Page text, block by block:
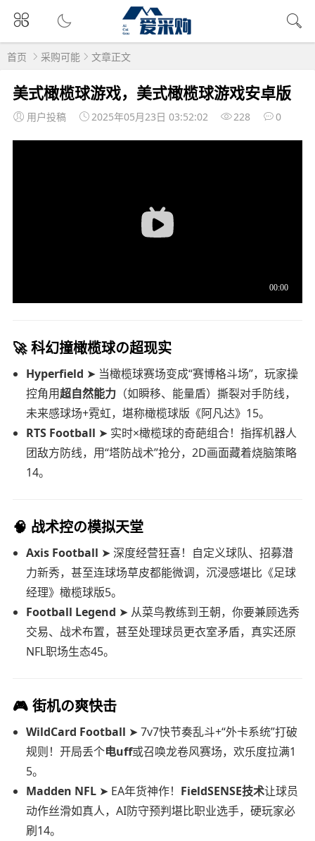
首页 采购可能 文章正文
美式橄榄球游戏，美式橄榄球游戏安卓版
用户投稿 2025年05月23日 03:52:02 228 0
🚀 科幻撞橄榄球の超现实
Hyperfield ➤ 当橄榄球赛场变成“赛博格斗场”，玩家操
控角用超自然能力 （如瞬移、能量盾）撕裂对手防线，
未来感球场+霓虹，堪称橄榄球版《阿凡达》15。
RTS Football ➤ 实时×橄榄球的奇葩组合！指挥机器人
团敌方防线，用“塔防战术”抢分，2D画面藏着烧脑策略
14。
🧠 战术控の模拟天堂
Axis Football ➤ 深度经营狂喜！自定义球队、招募潜
力新秀，甚至连球场草皮都能微调，沉浸感堪比《足球
经理》橄榄球版5。
Football Legend ➤ 从菜鸟教练到王朝，你要兼顾选秀
交易、战术布置，甚至处理球员更衣室矛盾，真实还原
NFL职场生态45。
🎮 街机の爽快击
WildCard Football ➤ 7v7快节奏乱斗+“外卡系统”打破
规则！开局丢个电uff或召唤龙卷风赛场，欢乐度拉满1
5。
Madden NFL ➤ EA年货神作！ FieldSENSE技术让球员
动作丝滑如真人，AI防守预判堪比职业选手，硬玩家必
刷14。